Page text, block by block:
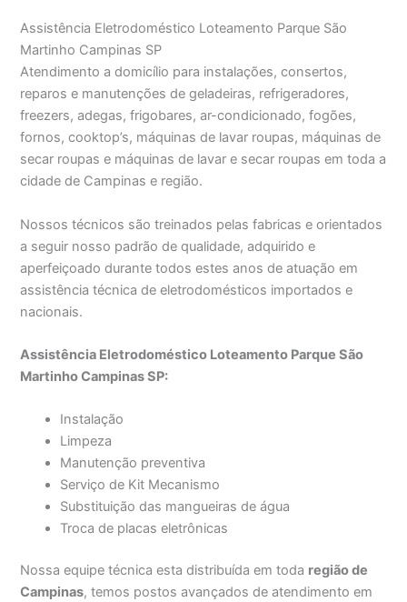
Assistência Eletrodoméstico Loteamento Parque São
Martinho Campinas SP
Atendimento a domicílio para instalações, consertos,
reparos e manutenções de geladeiras, refrigeradores,
freezers, adegas, frigobares, ar-condicionado, fogões,
fornos, cooktop’s, máquinas de lavar roupas, máquinas de
secar roupas e máquinas de lavar e secar roupas em toda a
cidade de Campinas e região.
Nossos técnicos são treinados pelas fabricas e orientados
a seguir nosso padrão de qualidade, adquirido e
aperfeiçoado durante todos estes anos de atuação em
assistência técnica de eletrodomésticos importados e
nacionais.
Assistência Eletrodoméstico Loteamento Parque São
Martinho Campinas SP:
Instalação
Limpeza
Manutenção preventiva
Serviço de Kit Mecanismo
Substituição das mangueiras de água
Troca de placas eletrônicas
Nossa equipe técnica esta distribuída em toda região de
Campinas, temos postos avançados de atendimento em